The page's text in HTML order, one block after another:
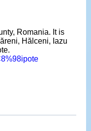
Romania. It is
Hălceni, Iazu